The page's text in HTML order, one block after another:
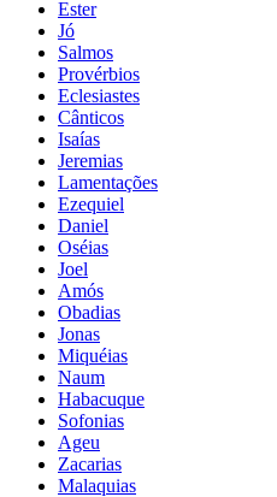
Ester
Jó
Salmos
Provérbios
Eclesiastes
Cânticos
Isaías
Jeremias
Lamentações
Ezequiel
Daniel
Oséias
Joel
Amós
Obadias
Jonas
Miquéias
Naum
Habacuque
Sofonias
Ageu
Zacarias
Malaquias